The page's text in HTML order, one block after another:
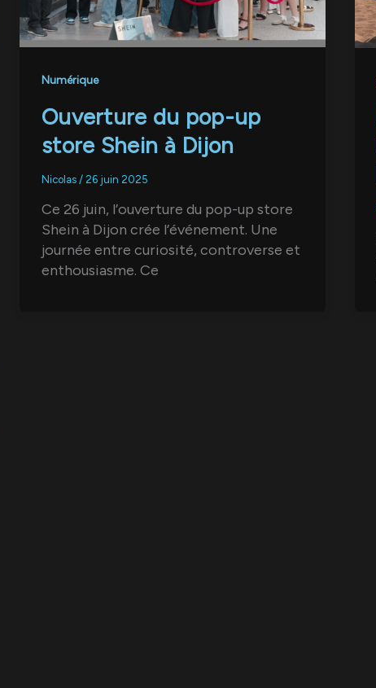
Numérique
Ouverture du pop-up
store Shein à Dijon
Nicolas / 26 juin 2025
Ce 26 juin, l’ouverture du pop-up store
Shein à Dijon crée l’événement. Une
journée entre curiosité, controverse et
enthousiasme. Ce